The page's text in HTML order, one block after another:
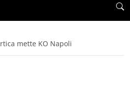
mette KO Napoli